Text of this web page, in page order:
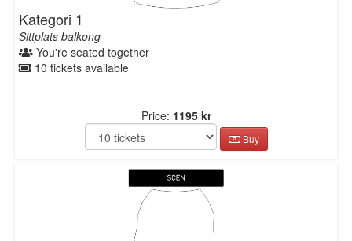
Kategori 1
Sittplats balkong
You're seated together
10 tickets available
Price: 1195 kr
Buy